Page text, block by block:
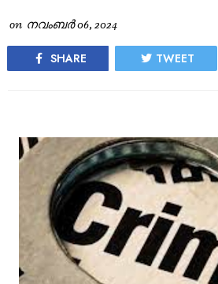
on നവംബർ 06, 2024
SHARE TWEET